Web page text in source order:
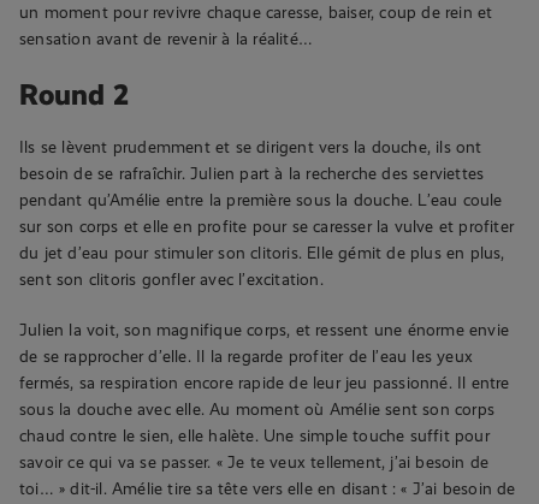
un moment pour revivre chaque caresse, baiser, coup de rein et
sensation avant de revenir à la réalité…
Round 2
Ils se lèvent prudemment et se dirigent vers la douche, ils ont
besoin de se rafraîchir. Julien part à la recherche des serviettes
pendant qu’Amélie entre la première sous la douche. L’eau coule
sur son corps et elle en profite pour se caresser la vulve et profiter
du jet d’eau pour stimuler son clitoris. Elle gémit de plus en plus,
sent son clitoris gonfler avec l’excitation.
Julien la voit, son magnifique corps, et ressent une énorme envie
de se rapprocher d’elle. Il la regarde profiter de l’eau les yeux
fermés, sa respiration encore rapide de leur jeu passionné. Il entre
sous la douche avec elle. Au moment où Amélie sent son corps
chaud contre le sien, elle halète. Une simple touche suffit pour
savoir ce qui va se passer. « Je te veux tellement, j’ai besoin de
toi… » dit-il. Amélie tire sa tête vers elle en disant : « J’ai besoin de